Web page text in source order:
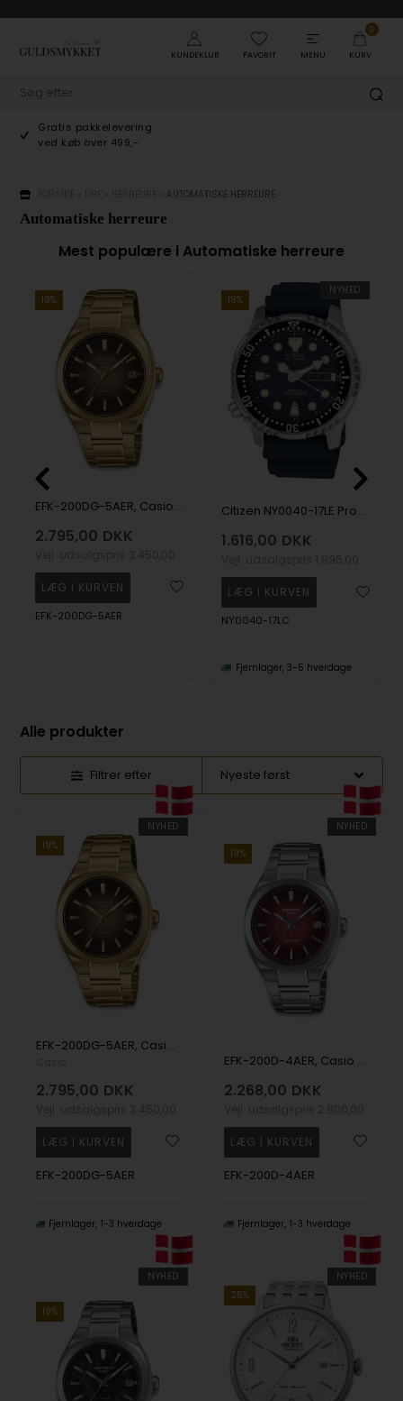
KUNDEKLUB FAVORIT MENU
0
KURV
Gratis pakkelevering
ved køb over 499,-
AUTOMATISKE HERREURE
Automatiske herreure
Mest populære i Automatiske herreure
19%
EFK-200DG-5AER, Casio Edifice EFK-200DG-5AER Automatik Herre m/lænke
2.795,00 DKK
EFK-200DG-5AER
NYHED
19%
Citizen NY0040-17LE Promaster Sea Automatic herre 42mm 20 ATM
1.616,00 DKK
NY0040-17LC
Fjernlager, 3-5 hverdage
Alle produkter
Filtrer efter
NYHED
19%
EFK-200DG-5AER, Casio Edifice EFK-200DG-5AER Automatik Herre m/lænke
2.795,00 DKK
EFK-200DG-5AER
Fjernlager 1-3 hverdage
NYHED
19%
EFK-200D-4AER, Casio Edifice EFK-200D-4AER Automatik Herre m/lænke
2.268,00 DKK
EFK-200D-4AER
Fjernlager 1-3 hverdage
NYHED
19%
NYHED
25%